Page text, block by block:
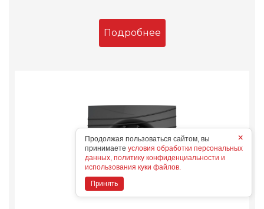
Подробнее
×
Продолжая пользоваться сайтом, вы
принимаете условия обработки персональных
данных, политику конфиденциальности и
использования куки файлов.
Принять